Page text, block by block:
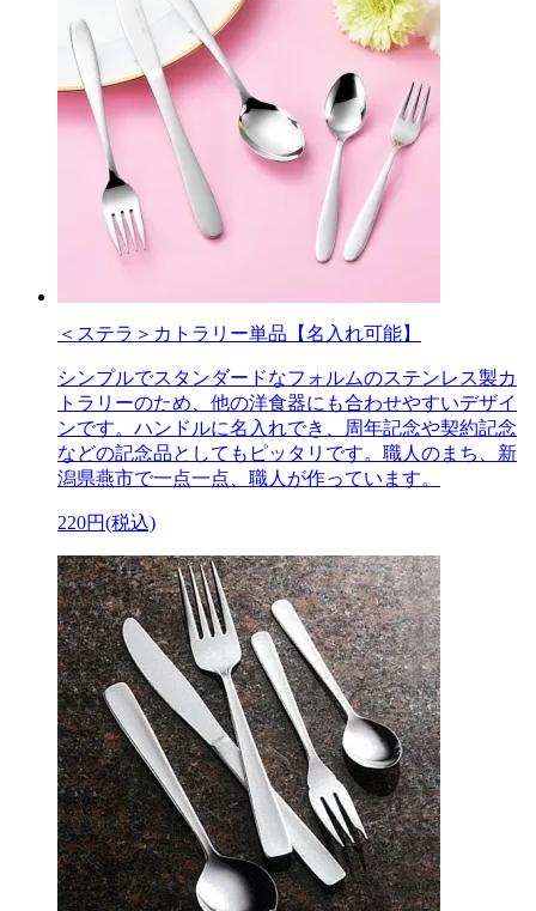
＜ステラ＞カトラリー単品【名入れ可能】
シンプルでスタンダードなフォルムのステンレス製カ
トラリーのため、他の洋食器にも合わせやすいデザイ
ンです。ハンドルに名入れでき、周年記念や契約記念
などの記念品としてもピッタリです。職人のまち、新
潟県燕市で一点一点、職人が作っています。
220円(税込)